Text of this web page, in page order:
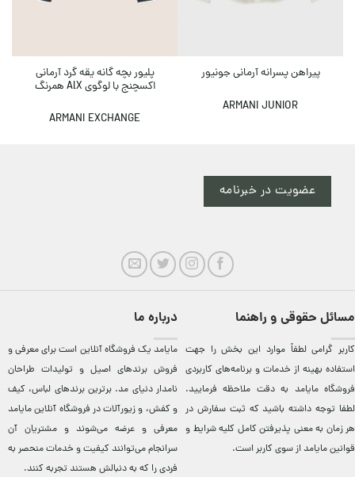
پیراهن پسرانه آرمانی جونیور
ARMANI JUNIOR
پلیور بچه گانه یقه گرد آرمانی
اکسچنج با لوگوی AlX همرنگ
ARMANI EXCHANGE
عضویت در خبرنامه
مسائل حقوقی و راهنما
کاربر گرامی لطفاً موارد این بخش را جهت
استفاده بهینه از خدمات و برنامه‌‏های کاربردی
فروشگاه مایامد به دقت ملاحظه فرمایید.
لطفا توجه داشته باشید که ثبت سفارش در
هر زمان به معنی پذیرفتن کامل کلیهشرایط و
قوانین مایامداز سوی کاربر است.
درباره ما
مایامد يک فروشگاه آنلاين است برای معرفی و
فروش برندهای اصيل و توليدات طراحان
نامدار دنيای مد. برترين‌ برندهای لباس، کيف
و کفش، و زيورآلات در فروشگاه آنلاين مایامد
معرفی و عرضه می‌شوند و مشتريان آن
سرانجام می‌توانند کيفيت و خدمات منحصر به
فردی را که به دنبالش هستند تجربه کنند.